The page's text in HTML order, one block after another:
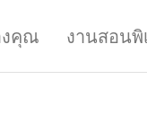
คุณ งานสอนพิ